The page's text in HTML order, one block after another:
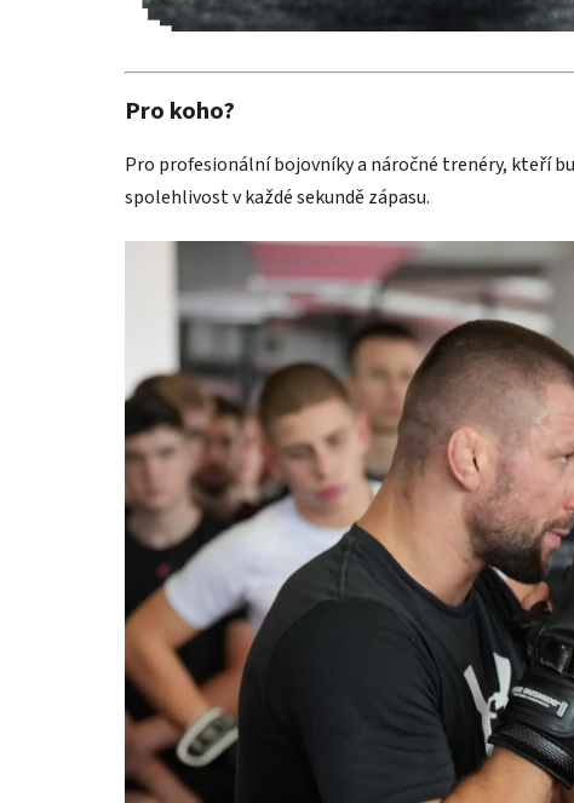
Pro koho?
Pro profesionální bojovníky a náročné trenéry, kteří
spolehlivost v každé sekundě zápasu.